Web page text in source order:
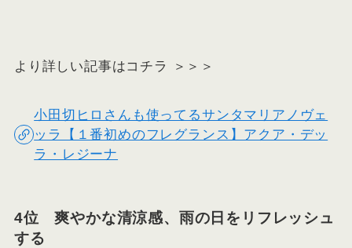
より詳しい記事はコチラ ＞＞＞
小田切ヒロさんも使ってるサンタマリアノヴェ
ッラ【１番初めのフレグランス】アクア・デッ
ラ・レジーナ
4位 爽やかな清涼感、雨の日をリフレッシュ
する